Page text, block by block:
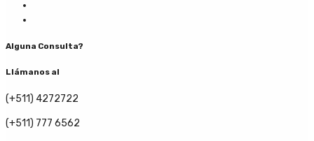
Alguna Consulta?
Llámanos al
(+511) 4272722
(+511) 777 6562